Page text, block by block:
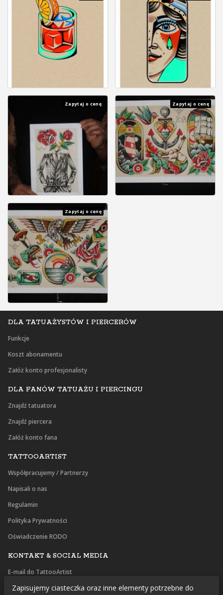
DLA TATUAŻYSTÓW I PIERCERÓW
Funkcje
Koszt abonamentu
Załóż konto profesjonalisty
DLA FANÓW TATUAŻU I PIERCINGU
Znajdź tatuatora
Znajdź piercera
Załóż konto fana
TATTOOARTIST
Współpracujemy / Partnerzy
Napisali o nas
Regulamin
Polityka Prywatności
Oświadczenie RODO
KONTAKT & SOCIAL MEDIA
E-mail do TattooArtist
Facebook
Zapytaj o cenę Zapytaj o cenę
Zapytaj o cenę
Zapisujemy ciasteczka oraz inne elementy potrzebne do